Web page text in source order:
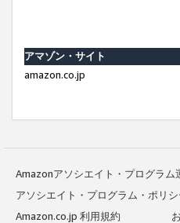
アマゾン・サイト
amazon.co.jp
Amazonアソシエイト・プログラム
アソシエイト・プログラム・ポリシ
Amazon.co.jp 利用規約